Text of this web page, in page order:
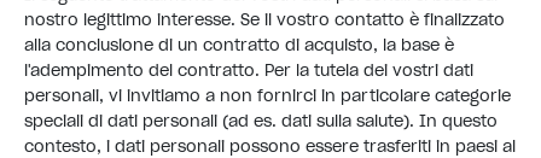
nostro legittimo interesse. Se il vostro contatto è finalizzato
alla conclusione di un contratto di acquisto, la base è
l'adempimento del contratto. Per la tutela dei vostri dati
personali, vi invitiamo a non fornirci in particolare categorie
speciali di dati personali (ad es. dati sulla salute). In questo
contesto, i dati personali possono essere trasferiti in paesi al